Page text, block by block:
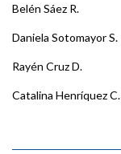
Belén Sáez R.
Daniela Sotomayor S.
Rayén Cruz D.
Catalina Henríquez C.